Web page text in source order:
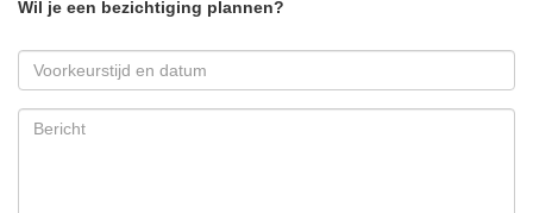
Wil je een bezichtiging plannen?